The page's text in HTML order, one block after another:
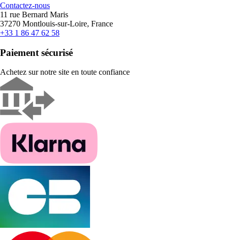
Contactez-nous
11 rue Bernard Maris
37270 Montlouis-sur-Loire, France
+33 1 86 47 62 58
Paiement sécurisé
Achetez sur notre site en toute confiance